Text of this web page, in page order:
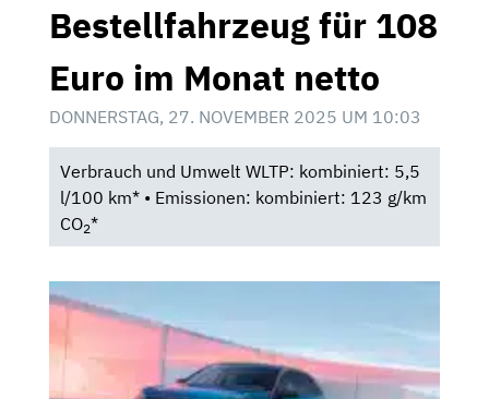
Bestellfahrzeug für 108
Euro im Monat netto
DONNERSTAG, 27. NOVEMBER 2025 UM 10:03
Verbrauch und Umwelt WLTP: kombiniert: 5,5
l/100 km* • Emissionen: kombiniert: 123 g/km
CO2*